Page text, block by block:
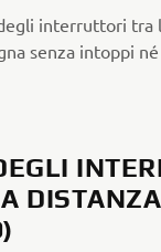
interruttori tra
senza intoppi
DISTANZA